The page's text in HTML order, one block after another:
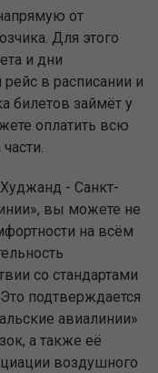
от
Для этого
и дни
в расписании и
билетов займёт у
оплатить всю
- Санкт-
вы можете не
на всём
со стандартами
подтверждается
авиалинии»
а также её
воздушного